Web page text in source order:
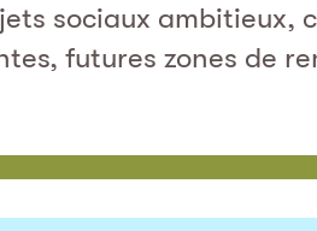
sociaux ambitieux,
futures zones de